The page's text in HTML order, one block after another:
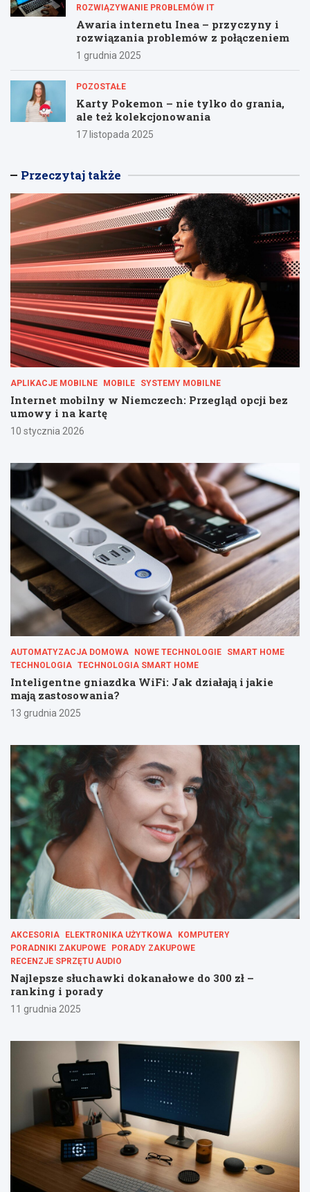
ROZWIĄZYWANIE PROBLEMÓW IT
Awaria internetu Inea – przyczyny i
rozwiązania problemów z połączeniem
1 grudnia 2025
POZOSTAŁE
Karty Pokemon – nie tylko do grania,
ale też kolekcjonowania
17 listopada 2025
Przeczytaj także
APLIKACJE MOBILNE MOBILE SYSTEMY MOBILNE
Internet mobilny w Niemczech: Przegląd opcji bez
umowy i na kartę
10 stycznia 2026
AUTOMATYZACJA DOMOWA NOWE TECHNOLOGIE
SMART HOME
TECHNOLOGIA TECHNOLOGIA SMART HOME
Inteligentne gniazdka WiFi: Jak działają i jakie
mają zastosowania?
13 grudnia 2025
AKCESORIA ELEKTRONIKA UŻYTKOWA
KOMPUTERY
PORADNIKI ZAKUPOWE
PORADY ZAKUPOWE
RECENZJE SPRZĘTU AUDIO
Najlepsze słuchawki dokanałowe do 300 zł –
ranking i porady
11 grudnia 2025